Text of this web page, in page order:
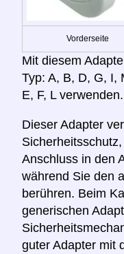
Vorderseite
Mit diesem
Typ: A, B, D, G, I,
E, F, L verwenden.
Dieser Adapter
Anschluss in den
während Sie den
berühren. Beim
generischen
guter Adapter mit